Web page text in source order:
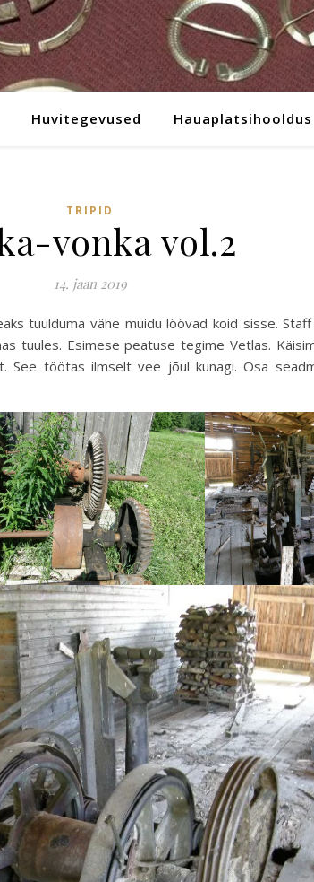
Huvitegevused Hauaplatsihooldus
TRIPID
vonka vol.2
14. jaan 2019
tuulduma vähe muidu löövad koid sisse.
tuules. Esimese peatuse tegime Vetlas.
See töötas ilmselt vee jõul kunagi. Osa